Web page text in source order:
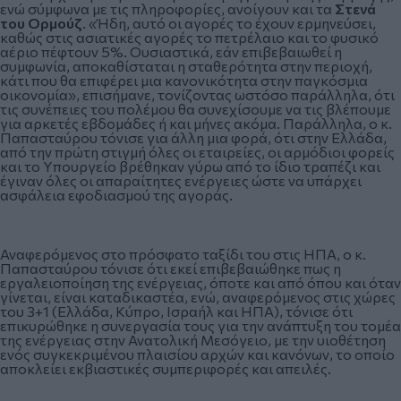
ενώ σύμφωνα με τις πληροφορίες, ανοίγουν και τα Στενά
του Ορμούζ. «Ήδη, αυτό οι αγορές το έχουν ερμηνεύσει,
καθώς στις ασιατικές αγορές το πετρέλαιο και το φυσικό
αέριο πέφτουν 5%. Ουσιαστικά, εάν επιβεβαιωθεί η
συμφωνία, αποκαθίσταται η σταθερότητα στην περιοχή,
κάτι που θα επιφέρει μια κανονικότητα στην παγκόσμια
οικονομία», επισήμανε, τονίζοντας ωστόσο παράλληλα, ότι
τις συνέπειες του πολέμου θα συνεχίσουμε να τις βλέπουμε
για αρκετές εβδομάδες ή και μήνες ακόμα. Παράλληλα, ο κ.
Παπασταύρου τόνισε για άλλη μια φορά, ότι στην Ελλάδα,
από την πρώτη στιγμή όλες οι εταιρείες, οι αρμόδιοι φορείς
και το Υπουργείο βρέθηκαν γύρω από το ίδιο τραπέζι και
έγιναν όλες οι απαραίτητες ενέργειες ώστε να υπάρχει
ασφάλεια εφοδιασμού της αγοράς.
Αναφερόμενος στο πρόσφατο ταξίδι του στις ΗΠΑ, ο κ.
Παπασταύρου τόνισε ότι εκεί επιβεβαιώθηκε πως η
εργαλειοποίηση της ενέργειας, όποτε και από όπου και όταν
γίνεται, είναι καταδικαστέα, ενώ, αναφερόμενος στις χώρες
του 3+1 (Ελλάδα, Κύπρο, Ισραήλ και ΗΠΑ), τόνισε ότι
επικυρώθηκε η συνεργασία τους για την ανάπτυξη του τομέα
της ενέργειας στην Ανατολική Μεσόγειο, με την υιοθέτηση
ενός συγκεκριμένου πλαισίου αρχών και κανόνων, το οποίο
αποκλείει εκβιαστικές συμπεριφορές και απειλές.